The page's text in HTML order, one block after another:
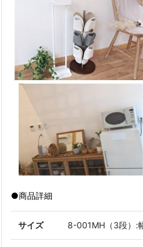
●商品詳細
サイズ 8-001MH（3段）: